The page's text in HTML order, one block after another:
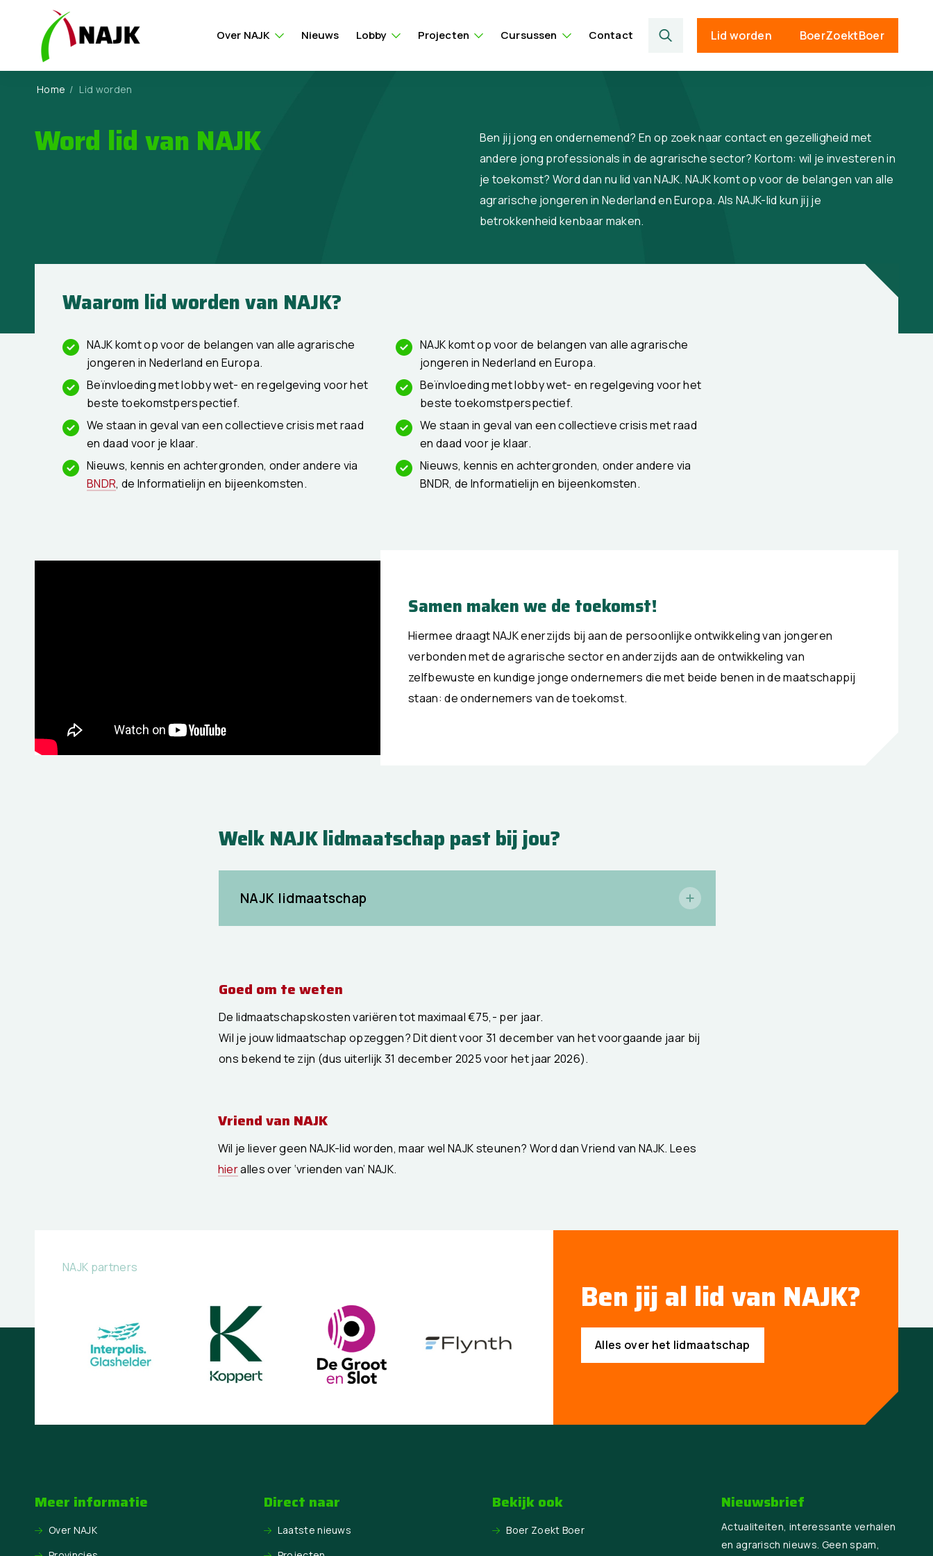
Over NAJK Nieuws Lobby Projecten Cursussen Contact Lid worden BoerZoektBoer
Home / Lid worden
Word lid van NAJK
Ben jij jong en ondernemend? En op zoek naar contact en gezelligheid met
andere jong professionals in de agrarische sector? Kortom: wil je investeren in
je toekomst? Word dan nu lid van NAJK. NAJK komt op voor de belangen van alle
agrarische jongeren in Nederland en Europa. Als NAJK-lid kun jij je
betrokkenheid kenbaar maken.
Waarom lid worden van NAJK?
NAJK komt op voor de belangen van alle agrarische
jongeren in Nederland en Europa.
Beïnvloeding met lobby wet- en regelgeving voor het
beste toekomstperspectief.
We staan in geval van een collectieve crisis met raad
en daad voor je klaar.
Nieuws, kennis en achtergronden, onder andere via
BNDR, de Informatielijn en bijeenkomsten.
NAJK komt op voor de belangen van alle agrarische
jongeren in Nederland en Europa.
Beïnvloeding met lobby wet- en regelgeving voor het
beste toekomstperspectief.
We staan in geval van een collectieve crisis met raad
en daad voor je klaar.
Nieuws, kennis en achtergronden, onder andere via
BNDR, de Informatielijn en bijeenkomsten.
Samen maken we de toekomst!
Hiermee draagt NAJK enerzijds bij aan de persoonlijke ontwikkeling van jongeren
verbonden met de agrarische sector en anderzijds aan de ontwikkeling van
zelfbewuste en kundige jonge ondernemers die met beide benen in de maatschappij
staan: de ondernemers van de toekomst.
Welk NAJK lidmaatschap past bij jou?
NAJK lidmaatschap
Goed om te weten
De lidmaatschapskosten variëren tot maximaal €75,- per jaar.
Wil je jouw lidmaatschap opzeggen? Dit dient voor 31 december van het voorgaande jaar bij
ons bekend te zijn (dus uiterlijk 31 december 2025 voor het jaar 2026).
Vriend van NAJK
Wil je liever geen NAJK-lid worden, maar wel NAJK steunen? Word dan Vriend van NAJK. Lees
hieralles over ‘vrienden van’ NAJK.
NAJK partners
Ben jij al lid van NAJK?
Alles over het lidmaatschap
Meer informatie
Over NAJK
Direct naar
Laatste nieuws
Bekijk ook
Boer Zoekt Boer
Nieuwsbrief
Actualiteiten, interessante verhalen
en agrarisch nieuws. Geen spam,